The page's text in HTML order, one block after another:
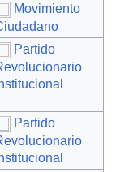
Movimiento
Partido
Partido